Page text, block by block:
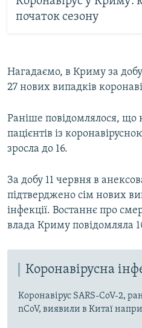
початок сезону
Нагадаємо, в Криму за
27 нових випадків
Раніше повідомлялося, що
пацієнтів із
зросла до 16.
За добу 11 червня в
підтверджено сім нових
інфекції. Востаннє про
влада Криму повідомляла
Коронавірусна
Коронавірус SARS-CoV-2,
nCoV, виявили в Китаї